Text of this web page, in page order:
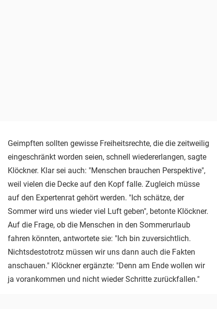
Geimpften sollten gewisse Freiheitsrechte, die die zeitweilig
eingeschränkt worden seien, schnell wiedererlangen, sagte
Klöckner. Klar sei auch: "Menschen brauchen Perspektive",
weil vielen die Decke auf den Kopf falle. Zugleich müsse
auf den Expertenrat gehört werden. "Ich schätze, der
Sommer wird uns wieder viel Luft geben", betonte Klöckner.
Auf die Frage, ob die Menschen in den Sommerurlaub
fahren könnten, antwortete sie: "Ich bin zuversichtlich.
Nichtsdestotrotz müssen wir uns dann auch die Fakten
anschauen." Klöckner ergänzte: "Denn am Ende wollen wir
ja vorankommen und nicht wieder Schritte zurückfallen."